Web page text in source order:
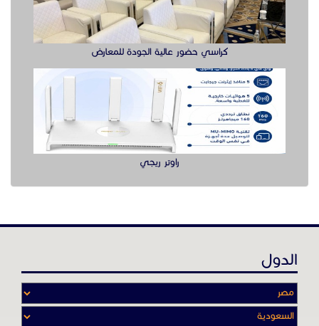
كراسي حضور عالية الجودة للمعارض
راوتر ريجي
الدول